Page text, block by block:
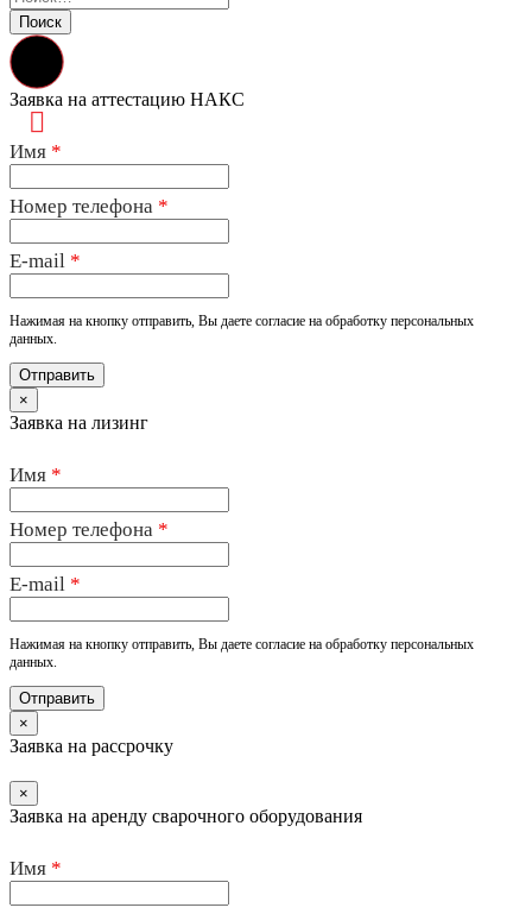
Заявка на аттестацию НАКС
Имя *
Номер телефона *
E-mail *
Нажимая на кнопку отправить, Вы даете согласие на обработку персональных
данных.
×
Заявка на лизинг
Имя *
Номер телефона *
E-mail *
Нажимая на кнопку отправить, Вы даете согласие на обработку персональных
данных.
×
Заявка на рассрочку
×
Заявка на аренду сварочного оборудования
Имя *